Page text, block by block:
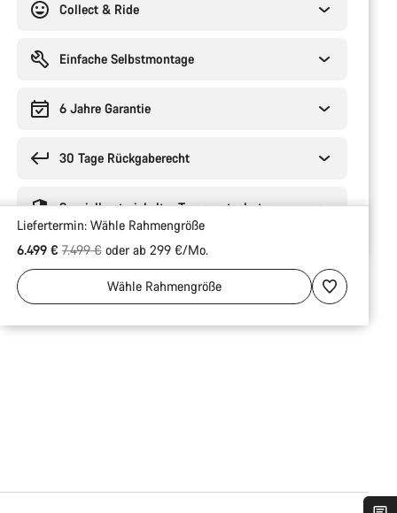
Collect & Ride
Einfache Selbstmontage
6 Jahre Garantie
30 Tage Rückgaberecht
Speziell entwickelter Transportschutz
Liefertermin: Wähle Rahmengröße
6.499 €Ursprungspreis
7.499 €oder ab 299 €/Mo.
Wähle Rahmengröße